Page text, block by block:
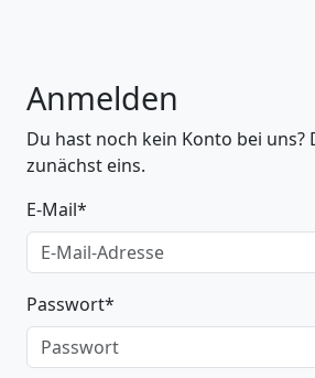
Anmelden
Du hast noch kein Konto bei uns?
zunächst eins.
E-Mail*
Passwort*